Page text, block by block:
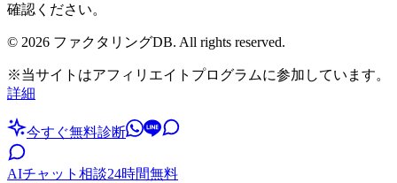
確認ください。
© 2026 ファクタリングDB. All rights reserved.
※当サイトはアフィリエイトプログラムに参加しています。
詳細
今すぐ無料診断
AIチャット相談24時間無料